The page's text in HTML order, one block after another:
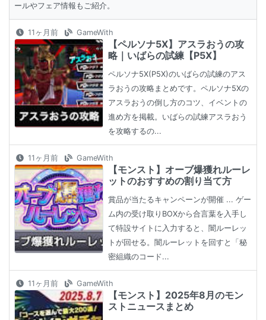
ールやフェア情報もご紹介。
11ヶ月前 GameWith
【ペルソナ5X】アスラおうの攻
略｜いばらの試練【P5X】
ペルソナ5X(P5X)のいばらの試練のアス
ラおうの攻略まとめです。ペルソナ5Xの
アスラおうの倒し方のコツ、イベントの
進め方を掲載。いばらの試練アスラおう
を攻略するの...
11ヶ月前 GameWith
【モンスト】オーブ爆獲れルーレ
ットのおすすめの割り当て方
賞品が当たるキャンペーンが開催 ... ゲー
ム内の受け取りBOXから合言葉を入手し
て特設サイトに入力すると、闇ルーレッ
トが回せる。闇ルーレットを回すと「秘
密組織のコード...
11ヶ月前 GameWith
【モンスト】2025年8月のモン
ストニュースまとめ